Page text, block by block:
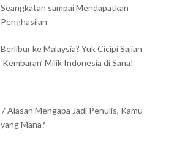
Seangkatan sampai Mendapatkan
Penghasilan
Berlibur ke Malaysia? Yuk Cicipi Sajian
‘Kembaran’ Milik Indonesia di Sana!
7 Alasan Mengapa Jadi Penulis, Kamu
yang Mana?